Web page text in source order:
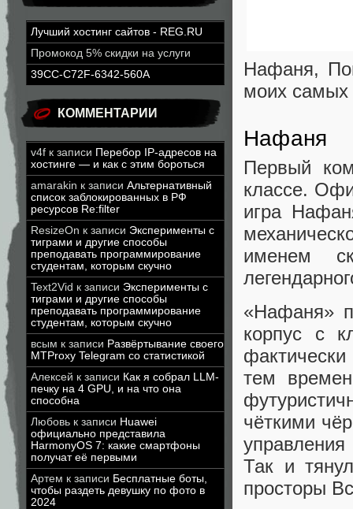
Лучший хостинг сайтов - REG.RU
Промокод 5% скидки на услуги
39CC-C72F-6342-560A
КОММЕНТАРИИ
v4f к записи Перебор IP-адресов на
хостинге — и как с этим бороться
amarakin к записи Альтернативный
список заблокированных в РФ
ресурсов Re:filter
ResizeOn к записи Эксперименты с
тиграми и другие способы
преподавать программирование
студентам, которым скучно
Text2Vid к записи Эксперименты с
тиграми и другие способы
преподавать программирование
студентам, которым скучно
всым к записи Развёртывание своего
MTProxy Telegram со статистикой
Алексей к записи Как я собрал LLM-
печку на 4 GPU, и на что она
способна
Любовь к записи Huawei
официально представила
HarmonyOS 7: какие смартфоны
получат её первыми
Артем к записи Бесплатные боты,
чтобы раздеть девушку по фото в
2024
Нафаня,
моих самых
Нафаня
Первый
классе.
игра
именем
«Нафаня»
корпус с
тем
чёткими
управления
Так и
просторы